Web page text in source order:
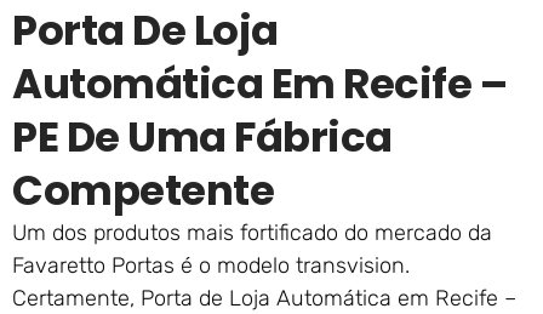
Porta De Loja
Automática Em Recife –
PE De Uma Fábrica
Competente
Um dos produtos mais fortificado do mercado da
Favaretto Portas é o modelo transvision.
Certamente, Porta de Loja Automática em Recife –